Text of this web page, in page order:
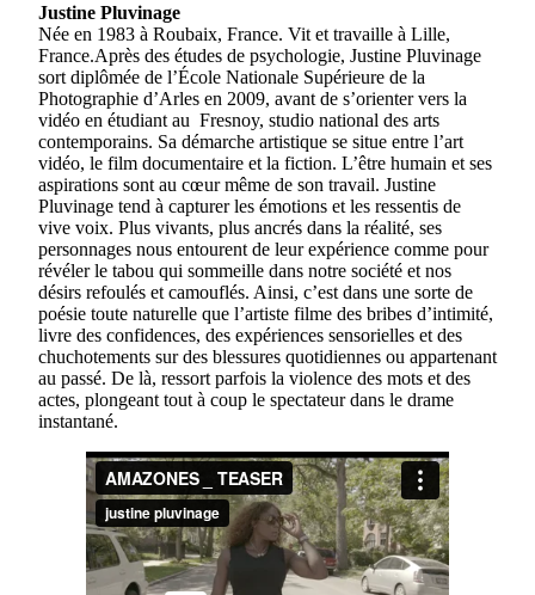
Justine Pluvinage
Née en 1983 à Roubaix, France. Vit et travaille à Lille,
France.Après des études de psychologie, Justine Pluvinage
sort diplômée de l’École Nationale Supérieure de la
Photographie d’Arles en 2009, avant de s’orienter vers la
vidéo en étudiant au Fresnoy, studio national des arts
contemporains. Sa démarche artistique se situe entre l’art
vidéo, le film documentaire et la fiction. L’être humain et ses
aspirations sont au cœur même de son travail. Justine
Pluvinage tend à capturer les émotions et les ressentis de
vive voix. Plus vivants, plus ancrés dans la réalité, ses
personnages nous entourent de leur expérience comme pour
révéler le tabou qui sommeille dans notre société et nos
désirs refoulés et camouflés. Ainsi, c’est dans une sorte de
poésie toute naturelle que l’artiste filme des bribes d’intimité,
livre des confidences, des expériences sensorielles et des
chuchotements sur des blessures quotidiennes ou appartenant
au passé. De là, ressort parfois la violence des mots et des
actes, plongeant tout à coup le spectateur dans le drame
instantané.